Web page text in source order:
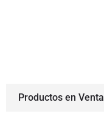
Productos en Venta